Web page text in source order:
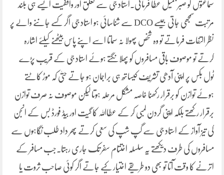
سماعتوں کو صبر جمیل عطا فرماتی۔استاد جی سے تعلق اور واقفیت ایسے ہی بلند
مرتبت سمجھی جاتی جیسے DCO سے شناسائی ہو استاد جی اگر کسے جاننے والے پر
نظر التفات فرماتے تو وہ شخص پھولا نہ سماتا اسے اپنے پاس بیٹھنے کیلئے اشارہ
کرتے تو موصوف باقی مسافروں کو پھلانگتے ہوئے استاد جی کے قریب پڑے
ٹول بکس پر اپنی آدھی تشریف کیساتھ ہی براجمان ہو جاتے حتیٰ کہ موڑ کاٹتے
ہوئے توازن کو برقرار رکھنا خاصہ مشکل مرحلہ ہوتا لیکن موصوف نہ صرف توازن
برقرار رکھتے بلکہ اپنی گردن لمبی کر کے عطااللہ کا گیت اور بیڈ فورڈ بس کے انجن
کی تیز آواز کے استاد جی سے گپ شپ کی سعی کرتے پھر داد طلب نگاہوں سے
مسافروں کی طرف دیکھتے یہ سلسلہ اختتام سفر تک جاری رہتا۔جب مسافر کے
اترنے کا وقت آتا تو بھی دو طریقے اختیار کیے جاتے اگر کوئی صاحب ثروت یا